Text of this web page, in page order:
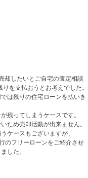
却したいとご自宅の査定相談
を支払おうとお考えでした。
は残りの住宅ローンを払いき
残ってしまうケースです。
ため売却活動が出来ません。
ケースもございますが、
のフリーローンをご紹介させ
した。